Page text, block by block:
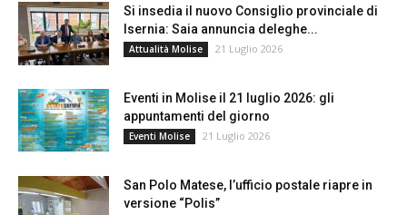
Si insedia il nuovo Consiglio provinciale di
Isernia: Saia annuncia deleghe...
Attualità Molise 21 Luglio 2026
Eventi in Molise il 21 luglio 2026: gli
appuntamenti del giorno
Eventi Molise 21 Luglio 2026
San Polo Matese, l’ufficio postale riapre in
versione “Polis”